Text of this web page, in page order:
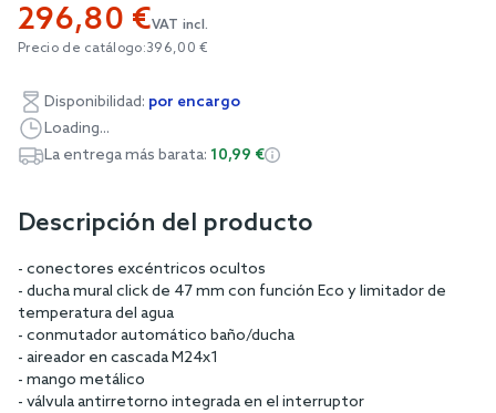
images
gallery
296,80 €VAT incl.
Precio de catálogo:396,00 €
Disponibilidad: por encargo
Loading...
La entrega más barata: 10,99 €
Descripción del producto
- conectores excéntricos ocultos
- ducha mural click de 47 mm con función Eco y limitador de
temperatura del agua
- conmutador automático baño/ducha
- aireador en cascada M24x1
- mango metálico
- válvula antirretorno integrada en el interruptor